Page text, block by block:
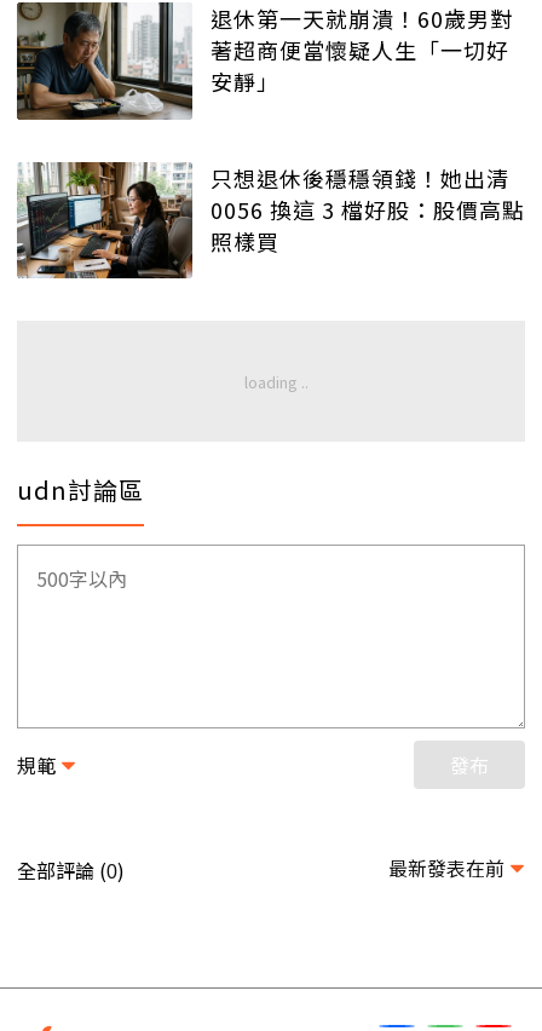
退休第一天就崩潰！60歲男對
著超商便當懷疑人生「一切好
安靜」
只想退休後穩穩領錢！她出清
0056 換這 3 檔好股：股價高點
照樣買
udn討論區
規範 發布
全部評論 (0) 最新發表在前